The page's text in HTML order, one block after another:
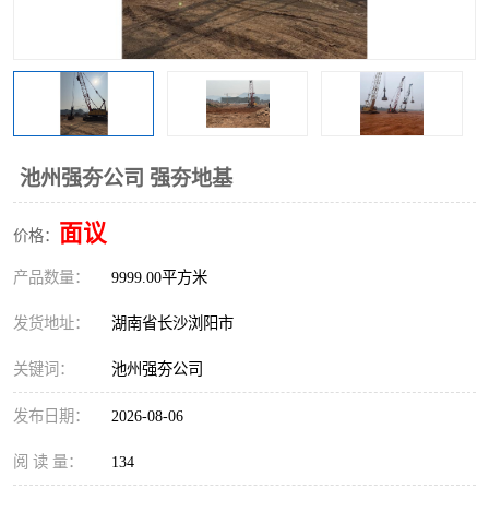
池州强夯公司 强夯地基
价格： 面议
产品数量： 9999.00平方米
发货地址： 湖南省长沙浏阳市
关键词： 池州强夯公司
发布日期： 2026-08-06
阅 读 量： 134